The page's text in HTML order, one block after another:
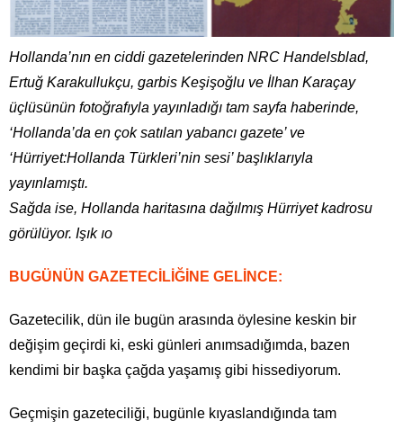
Hollanda’nın en ciddi gazetelerinden NRC Handelsblad,
Ertuğ Karakullukçu, garbis Keşişoğlu ve İlhan Karaçay
üçlüsünün fotoğrafıyla yayınladığı tam sayfa haberinde,
‘Hollanda’da en çok satılan yabancı gazete’ ve
‘Hürriyet:Hollanda Türkleri’nin sesi’ başlıklarıyla
yayınlamıştı.
Sağda ise, Hollanda haritasına dağılmış Hürriyet kadrosu
görülüyor. Işık ıo
BUGÜNÜN GAZETECİLİĞİNE GELİNCE:
Gazetecilik, dün ile bugün arasında öylesine keskin bir
değişim geçirdi ki, eski günleri anımsadığımda, bazen
kendimi bir başka çağda yaşamış gibi hissediyorum.
Geçmişin gazeteciliği, bugünle kıyaslandığında tam